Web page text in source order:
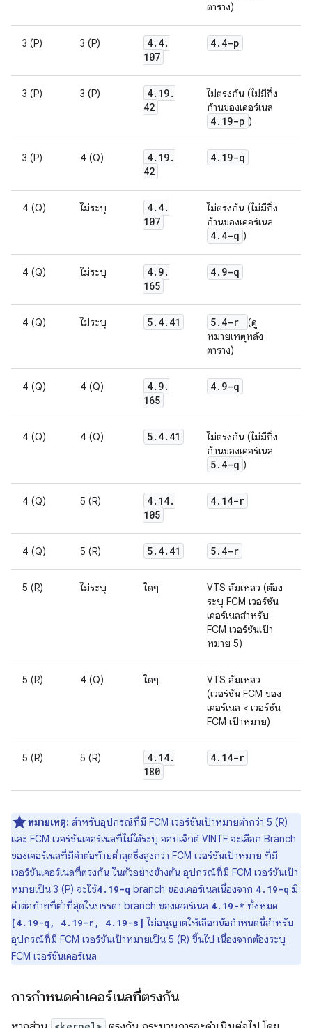
ตาราง)
3 (P) 3 (P) 4. 4.
107
4. 4-p
3 (P) 3 (P) 4. 19.
42
ไม่ตรงกัน (ไม่มีกิ่ง
ก้านของเคอร์เนล
4. 19-p )
3 (P) 4 (Q) 4. 19.
42
4. 19-q
4 (Q) ไม่ระบุ 4. 4.
107
ไม่ตรงกัน (ไม่มีกิ่ง
ก้านของเคอร์เนล
4. 4-q )
4 (Q) ไม่ระบุ 4. 9.
165
4. 9-q
4 (Q) ไม่ระบุ 5. 4. 41 5. 4-r
(ดู
หมายเหตุหลัง
ตาราง)
4 (Q) 4 (Q) 4. 9.
165
4. 9-q
4 (Q) 4 (Q) 5. 4. 41
ไม่ตรงกัน (ไม่มีกิ่ง
ก้านของเคอร์เนล
5. 4-q )
4 (Q) 5 (R) 4. 14.
105
4. 14-r
4 (Q) 5 (R) 5. 4. 41 5. 4-r
5 (R) ไม่ระบุ ใดๆ
VTS ล้มเหลว (ต้อง
ระบุ FCM เวอร์ชัน
เคอร์เนลสำหรับ
FCM เวอร์ชันเป้า
หมาย 5)
5 (R) 4 (Q) ใดๆ
VTS ล้มเหลว
(เวอร์ชัน FCM ของ
เคอร์เนล < เวอร์ชัน
FCM เป้าหมาย)
5 (R) 5 (R) 4. 14.
180
4. 14-r
หมายเหตุ: สำหรับอุปกรณ์ที่มี FCM เวอร์ชันเป้าหมายต่ำกว่า 5 (R)
และ FCM เวอร์ชันเคอร์เนลที่ไม่ได้ระบุ ออบเจ็กต์ VINTF จะเลือก Branch
ของเคอร์เนลที่มีคำต่อท้ายต่ำสุดซึ่งสูงกว่า FCM เวอร์ชันเป้าหมาย ที่มี
เวอร์ชันเคอร์เนลที่ตรงกัน ในตัวอย่างข้างต้น อุปกรณ์ที่มี FCM เวอร์ชันเป้า
หมายเป็น 3 (P) จะใช้4.19-q branch ของเคอร์เนลเนื่องจาก 4.19-q มี
คำต่อท้ายที่ต่ำที่สุดในบรรดา branch ของเคอร์เนล 4.19-* ทั้งหมด
[4.19-q, 4.19-r, 4.19-s] ไม่อนุญาตให้เลือกข้อกำหนดนี้สำหรับ
อุปกรณ์ที่มี FCM เวอร์ชันเป้าหมายเป็น 5 (R) ขึ้นไป เนื่องจากต้องระบุ
FCM เวอร์ชันเคอร์เนล
การกำหนดค่าเคอร์เนลที่ตรงกัน